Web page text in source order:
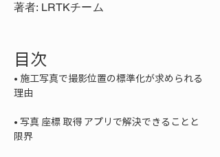
著者: LRTKチーム
目次
• 施工写真で撮影位置の標準化が求められる
• 写真 座標 取得 アプリで解決できることと